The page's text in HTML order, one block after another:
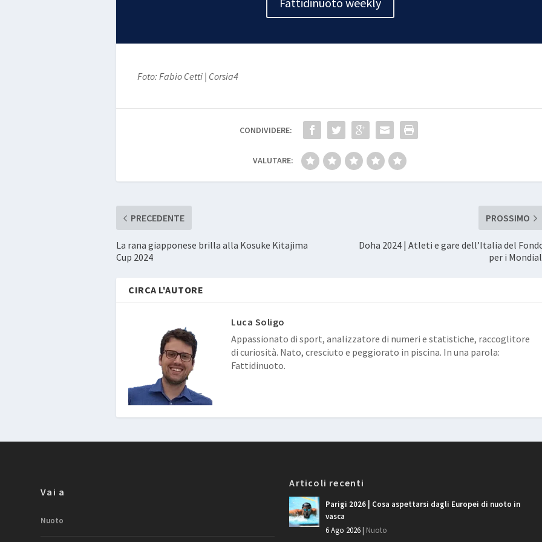
Foto: Fabio Cetti | Corsia4
CONDIVIDERE:
VALUTARE:
PRECEDENTE
La rana giapponese brilla alla Kosuke Kitajima
Cup 2024
PROSSIMO
Doha 2024 | Atleti e gare dell’Italia del
per i
CIRCA L'AUTORE
Luca Soligo
Appassionato di sport, analizzatore di numeri e statistiche, raccoglitore
di curiosità. Nato, cresciuto e peggiorato in piscina. In una parola:
Fattidinuoto.
Vai a
Nuoto
Articoli recenti
Parigi 2026 | Cosa aspettarsi dagli Europei di nuoto in
vasca
6 Ago 2026| Nuoto